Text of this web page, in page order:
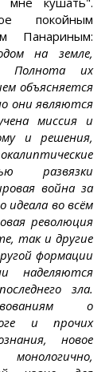
покойным
Панариным:
на земле,
Полнота их
объясняется
они являются
миссия и
и решения,
развязки
война за
идеала во всём
революция
так и другие
формации
наделяются
зла.
о
и прочих
новое